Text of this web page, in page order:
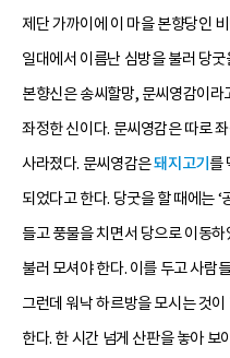
제단 가까이에 이 마을 본향당인
일대에서 이름난 심방을 불러 당
본향신은 송씨할망, 문씨영감이라
좌정한 신이다. 문씨영감은 따로
사라졌다. 문씨영감은돼지고기 를
되었다고 한다. 당굿을 할 때에는
들고 풍물을 치면서 당으로 이동
불러 모셔야 한다. 이를 두고 사람
그런데 워낙 하르방을 모시는 것
한다. 한 시간 넘게 산판을 놓아